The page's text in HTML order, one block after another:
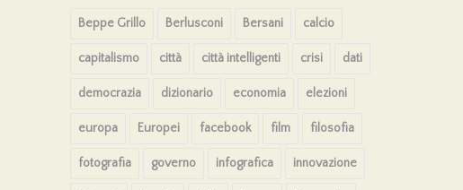
Beppe Grillo Berlusconi Bersani calcio
capitalismo città città intelligenti crisi dati
democrazia dizionario economia elezioni
europa Europei facebook film filosofia
fotografia governo infografica innovazione